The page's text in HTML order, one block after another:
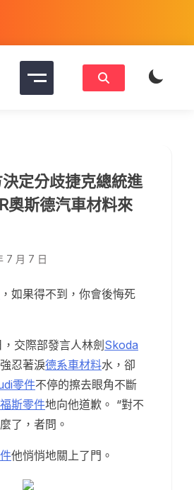
定分歧捷克總統進
奧斯德汽車材料來
7 月 7 日
，如果得不到，你會後悔死
，交際部發言人林劍 Skoda
忍著淚德系車材料水，卻
零件不停的擦去眼角不斷
福斯零件地向他道歉。 “對不
了，者問。
他悄悄地關上了門。